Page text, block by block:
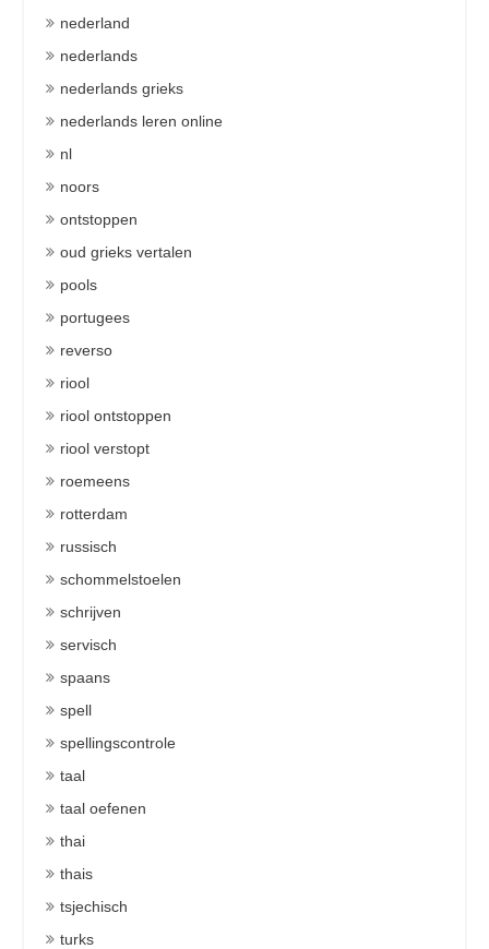
nederland
nederlands
nederlands grieks
nederlands leren online
nl
noors
ontstoppen
oud grieks vertalen
pools
portugees
reverso
riool
riool ontstoppen
riool verstopt
roemeens
rotterdam
russisch
schommelstoelen
schrijven
servisch
spaans
spell
spellingscontrole
taal
taal oefenen
thai
thais
tsjechisch
turks